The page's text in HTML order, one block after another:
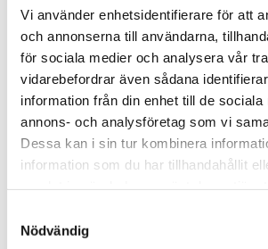
Vi använder enhetsidentifierare för att
och annonserna till användarna,
för sociala medier och analysera vår
vidarebefordrar även sådana
information från din enhet till de sociala
annons- och analysföretag som vi
Dessa kan i sin tur kombinera
information som du har tillhandahållit
Nödvändig